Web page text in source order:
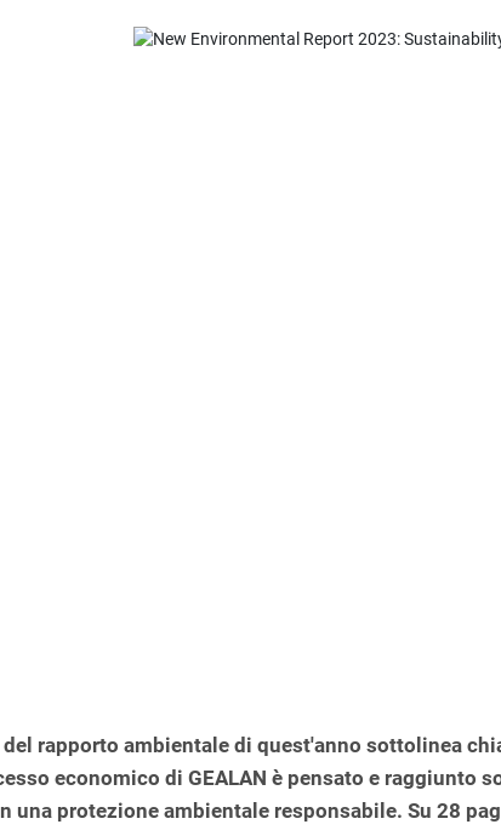
rapporto ambientale di quest'anno sottolinea
economico di GEALAN è pensato e raggiunto
una protezione ambientale responsabile. Su 28